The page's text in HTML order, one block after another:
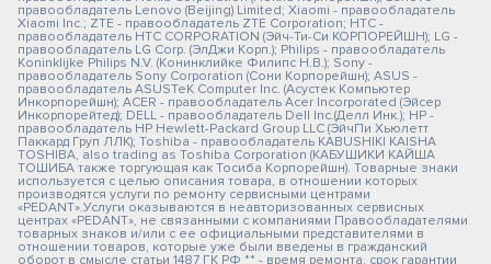
правообладатель Lenovo (Beijing) Limited; Xiaomi - правообладатель
Xiaomi Inc.; ZTE - правообладатель ZTE Corporation; HTC -
правообладатель HTC CORPORATION (Эйч-Ти-Си КОРПОРЕЙШН); LG -
правообладатель LG Corp. (ЭлДжи Корп.); Philips - правообладатель
Koninklijke Philips N.V. (Конинклийке Филипс Н.В.); Sony -
правообладатель Sony Corporation (Сони Корпорейшн); ASUS -
правообладатель ASUSTeK Computer Inc. (Асустек Компьютер
Инкорпорейшн); ACER - правообладатель Acer Incorporated (Эйсер
Инкорпорейтед); DELL - правообладатель Dell Inc.(Делл Инк.); HP -
правообладатель HP Hewlett-Packard Group LLC (ЭйчПи Хьюлетт
Паккард Груп ЛЛК); Toshiba - правообладатель KABUSHIKI KAISHA
TOSHIBA, also trading as Toshiba Corporation (КАБУШИКИ КАЙША
ТОШИБА также торгующая как Тосиба Корпорейшн). Товарные знаки
используется с целью описания товара, в отношении которых
производятся услуги по ремонту сервисными центрами
«PEDANT».Услуги оказываются в неавторизованных сервисных
центрах «PEDANT», не связанными с компаниями Правообладателями
товарных знаков и/или с ее официальными представителями в
отношении товаров, которые уже были введены в гражданский
оборот в смысле статьи 1487 ГК РФ ** - время ремонта, срок гарантии